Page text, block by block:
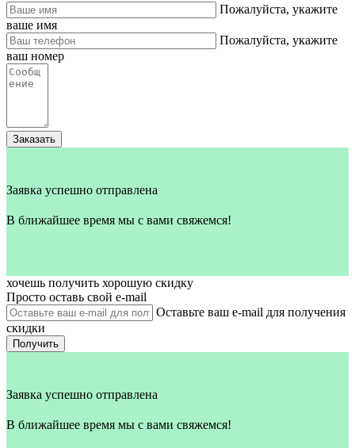
Пожалуйста, укажите
ваше имя
Пожалуйста, укажите
ваш номер
Заказать
Заявка успешно отправлена
В ближайшее время мы с вами свяжемся!
хочешь получить хорошую скидку
Просто оставь свой e‑mail
Оставьте ваш e-mail для получения
скидки
Получить
Заявка успешно отправлена
В ближайшее время мы с вами свяжемся!